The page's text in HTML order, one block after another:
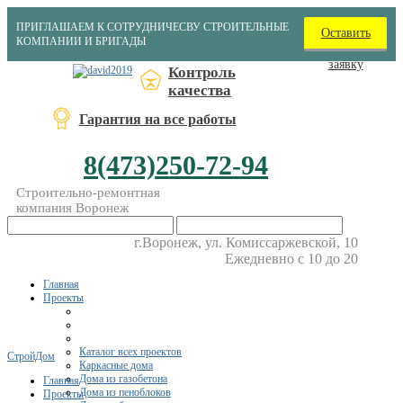
ПРИГЛАШАЕМ К СОТРУДНИЧЕСВУ СТРОИТЕЛЬНЫЕ
КОМПАНИИ И БРИГАДЫ
Оставить
заявку
Контроль
качества
Гарантия на все работы
8(473)250-72-94
Строительно-ремонтная
компания Воронеж
г.Воронеж, ул. Комиссаржевской, 10
Ежедневно с 10 до 20
Главная
Проекты
Каталог всех проектов
Каркасные дома
Дома из газобетона
Дома из пеноблоков
СтройДом
Главная
Проекты